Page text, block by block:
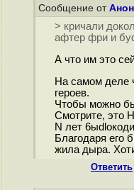
Сообщение от
> кричали
афтер фри и
А что им это
На самом деле
героев.
Чтобы можно
Смотрите, это
N лет
Благодаря его
жила дыра.
Ответить